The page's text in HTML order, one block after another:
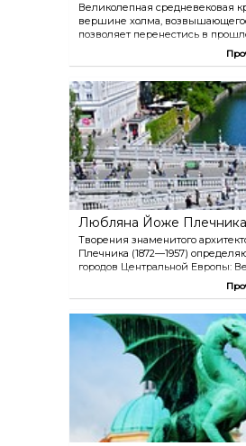
Великолепная средневековая
вершине холма,
позволяет перенестись в
реконструированным замковым
и музейной коллекции,
выставкам, кафе и двум
С дозорной башни открывается
восхитительный вид на город. В
подняться на фуникулере либо на
туристическом поезде (в
Любляна Йоже Плечника
Творения знаменитого
Плечника (1872—1957)
городов Центральной Европы:
особенности его любимого
Любляны. Плечник поставил
превратить ее в настоящее
искусства. Самые выдающиеся
Тройной мост, мост Сапожников,
Национальной и
летний театр «Крижанке»,